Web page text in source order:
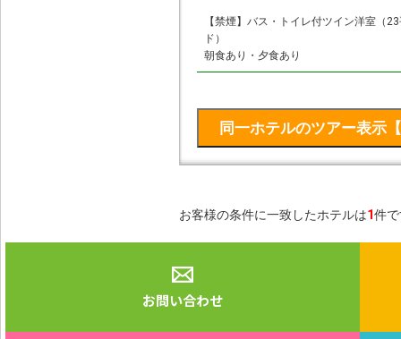
【禁煙】バス・トイレ付ツイン洋室（
ド）
朝食あり・夕食あり
お客様の条件に一致したホテルは1件
お問い合わせ